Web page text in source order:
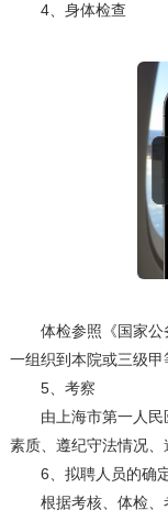
4、身体检查
体检参照《国家公
一组织到本院或三级甲
5、考察
由上海市第一人民
素质、遵纪守法情况、
6、拟聘人员的确
根据考核、体检、